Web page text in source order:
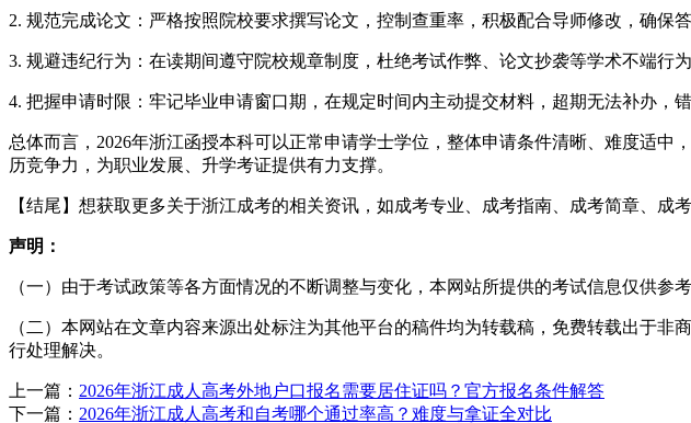
2. 规范完成论文：严格按照院校要求撰写论文，控制查重率，积极配合导师修改，确保
3. 规避违纪行为：在读期间遵守院校规章制度，杜绝考试作弊、论文抄袭等学术不端行
4. 把握申请时限：牢记毕业申请窗口期，在规定时间内主动提交材料，超期无法补办，错
总体而言，2026年浙江函授本科可以正常申请学士学位，整体申请条件清晰、难度适
历竞争力，为职业发展、升学考证提供有力支撑。
【结尾】想获取更多关于浙江成考的相关资讯，如成考专业、成考指南、成考简章、成
声明：
（一）由于考试政策等各方面情况的不断调整与变化，本网站所提供的考试信息仅供参
（二）本网站在文章内容来源出处标注为其他平台的稿件均为转载稿，免费转载出于
行处理解决。
上一篇： 2026年浙江成人高考外地户口报名需要居住证吗？官方报名条件解答
下一篇： 2026年浙江成人高考和自考哪个通过率高？难度与拿证全对比